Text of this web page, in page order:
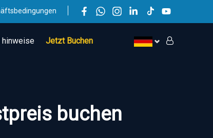
hinweise Jetzt Buchen
buchen